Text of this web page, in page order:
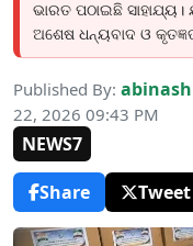
ଭାରତ ପଠାଇଛି
ଅଶେଷ ଧନ୍ୟବାଦ ଓ
Published By: abinash
22, 2026 09:43 PM
NEWS7
Share
Tweet